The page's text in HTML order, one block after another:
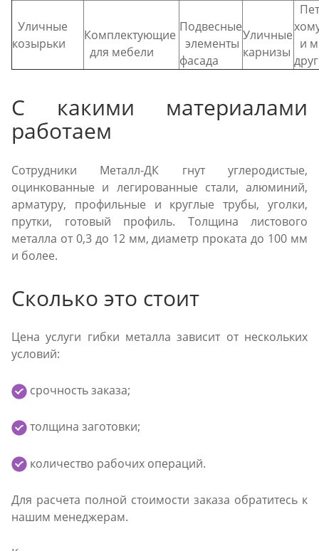
Уличные
козырьки
Комплектующие
для мебели
Подвесные
элементы
фасада
Уличные
карнизы
и
С какими материалами
работаем
Сотрудники Металл-ДК гнут углеродистые,
оцинкованные и легированные стали, алюминий,
арматуру, профильные и круглые трубы, уголки,
прутки, готовый профиль. Толщина листового
металла от 0,3 до 12 мм, диаметр проката до 100 мм
и более.
Сколько это стоит
Цена услуги гибки металла зависит от нескольких
условий:
срочность заказа;
толщина заготовки;
количество рабочих операций.
Для расчета полной стоимости заказа обратитесь к
нашим менеджерам.